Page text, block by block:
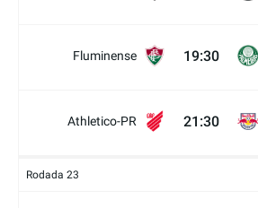
Fluminense 19:30
Athletico-PR 21:30
Rodada 23